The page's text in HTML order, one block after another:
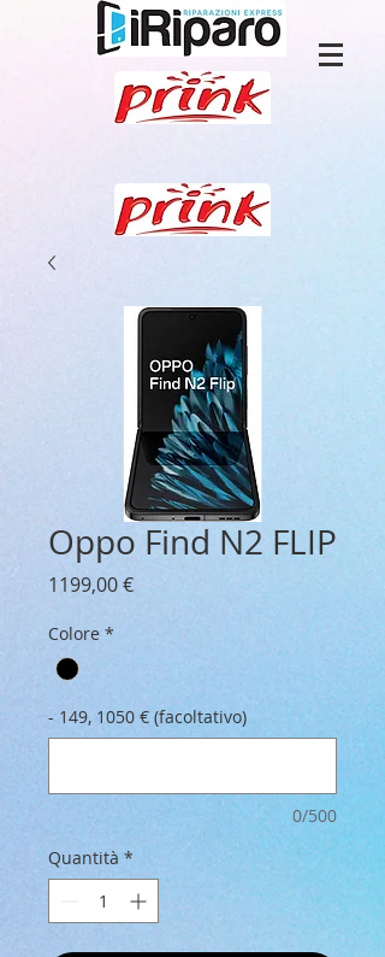
Oppo Find N2 FLIP
1199,00 €Prezzo
Colore *
- 149, 1050 € (facoltativo)
0/500
Quantità *